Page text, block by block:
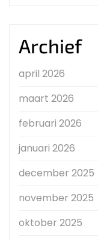
Archief
april 2026
maart 2026
februari 2026
januari 2026
december 2025
november 2025
oktober 2025